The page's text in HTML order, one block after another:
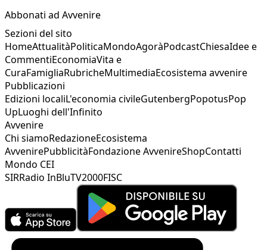
Abbonati ad Avvenire
Sezioni del sito
HomeAttualitàPoliticaMondoAgoràPodcastChiesaIdee e
CommentiEconomiaVita e
CuraFamigliaRubricheMultimediaEcosistema avvenire
Pubblicazioni
Edizioni localiL'economia civileGutenbergPopotusPop
UpLuoghi dell'Infinito
Avvenire
Chi siamoRedazioneEcosistema
AvvenirePubblicitàFondazione AvvenireShopContatti
Mondo CEI
SIRRadio InBluTV2000FISC